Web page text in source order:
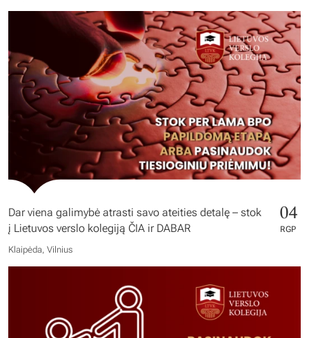
Dar viena galimybė atrasti savo ateities detalę – stok
į Lietuvos verslo kolegiją ČIA ir DABAR
04
RGP
Klaipėda, Vilnius